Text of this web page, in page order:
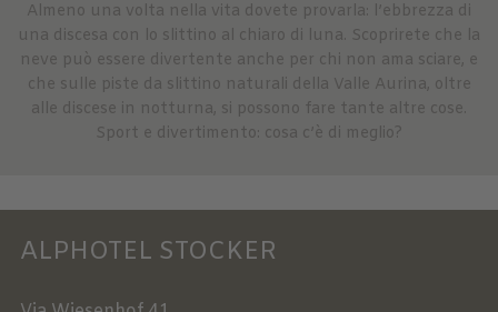
Almeno una volta nella vita dovete provarla: l’ebbrezza di
una discesa con lo slittino al chiaro di luna. Scoprirete che la
neve può essere divertente anche per chi non ama sciare, e
che sulle piste da slittino naturali della Valle Aurina, oltre
alle discese in notturna, si possono fare tante altre cose.
Sport e divertimento: cosa c’è di meglio?
ALPHOTEL STOCKER